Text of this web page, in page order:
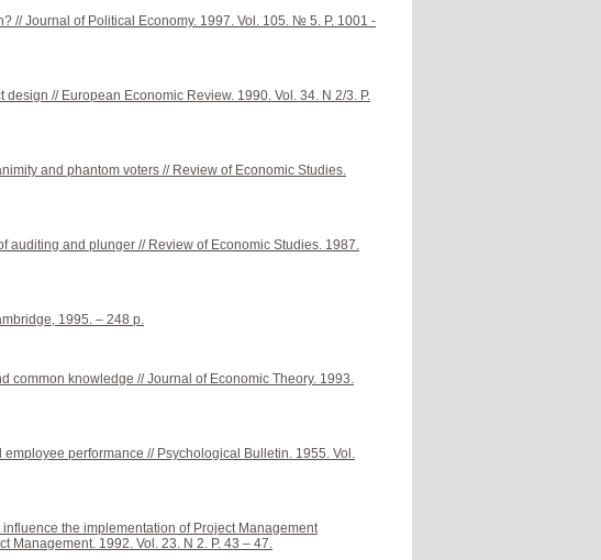
// Journal of Political Economy. 1997. Vol. 105. № 5. P. 1001 -
// European Economic Review. 1990. Vol. 34. N 2/3. P.
and phantom voters // Review of Economic Studies.
auditing and plunger // Review of Economic Studies. 1987.
1995. – 248 p.
common knowledge // Journal of Economic Theory. 1993.
performance // Psychological Bulletin. 1955. Vol.
the implementation of Project Management
Management. 1992. Vol. 23. N 2. P. 43 – 47.